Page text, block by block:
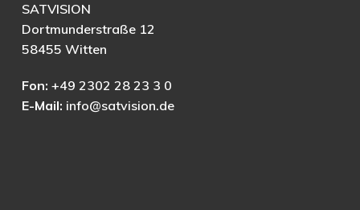
SATVISION
Dortmunderstraße 12
58455 Witten
Fon: +49 2302 28 23 3 0
E-Mail: info@satvision.de